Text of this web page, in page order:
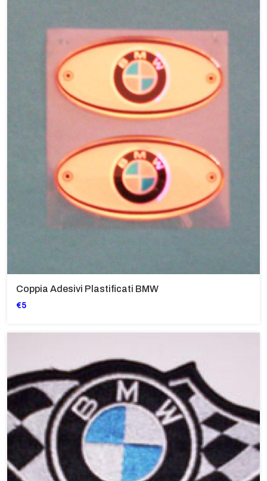
Coppia Adesivi Plastificati BMW
€5